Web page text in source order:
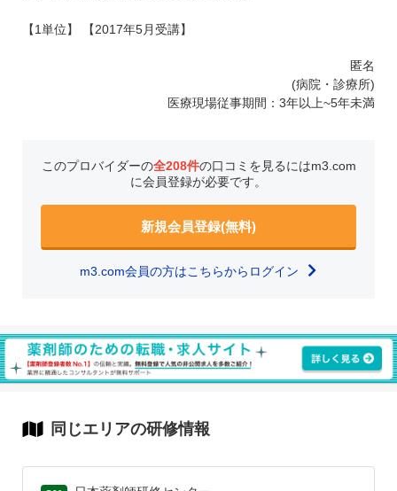
【1単位】 【2017年5月受講】
匿名
(病院・診療所)
医療現場従事期間：3年以上~5年未満
このプロバイダーの全208件の口コミを見るにはm3.com
に会員登録が必要です。
新規会員登録(無料)
m3.com会員の方はこちらからログイン
同じエリアの研修情報